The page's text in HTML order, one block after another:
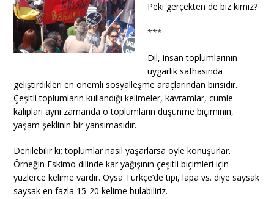
Peki gerçekten de biz kimiz?
***
Dil, insan toplumlarının
uygarlık safhasında
geliştirdikleri en önemli sosyalleşme araçlarından birisidir.
Çeşitli toplumların kullandığı kelimeler, kavramlar, cümle
kalıpları aynı zamanda o toplumların düşünme biçiminin,
yaşam şeklinin bir yansımasıdır.
Denilebilir ki; toplumlar nasıl yaşarlarsa öyle konuşurlar.
Örneğin Eskimo dilinde kar yağışının çeşitli biçimleri için
yüzlerce kelime vardır. Oysa Türkçe’de tipi, lapa vs. diye saysak
saysak en fazla 15-20 kelime bulabiliriz.